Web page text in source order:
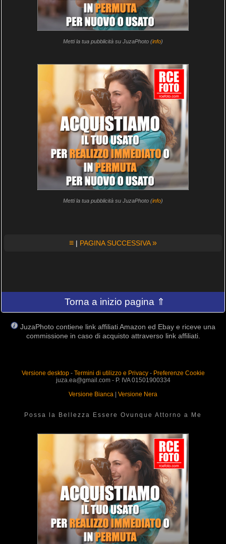
Metti la tua pubblicità su JuzaPhoto (info)
Metti la tua pubblicità su JuzaPhoto (info)
≡ | PAGINA SUCCESSIVA»
Torna a inizio pagina ⇑
JuzaPhoto contiene link affiliati Amazon ed Ebay e riceve una
commissione in caso di acquisto attraverso link affiliati.
Versione desktop- Termini di utilizzo e Privacy- Preferenze Cookie
juza.ea@gmail.com - P. IVA 01501900334
Versione Bianca
Versione Nera
Possa la Bellezza Essere Ovunque Attorno a Me